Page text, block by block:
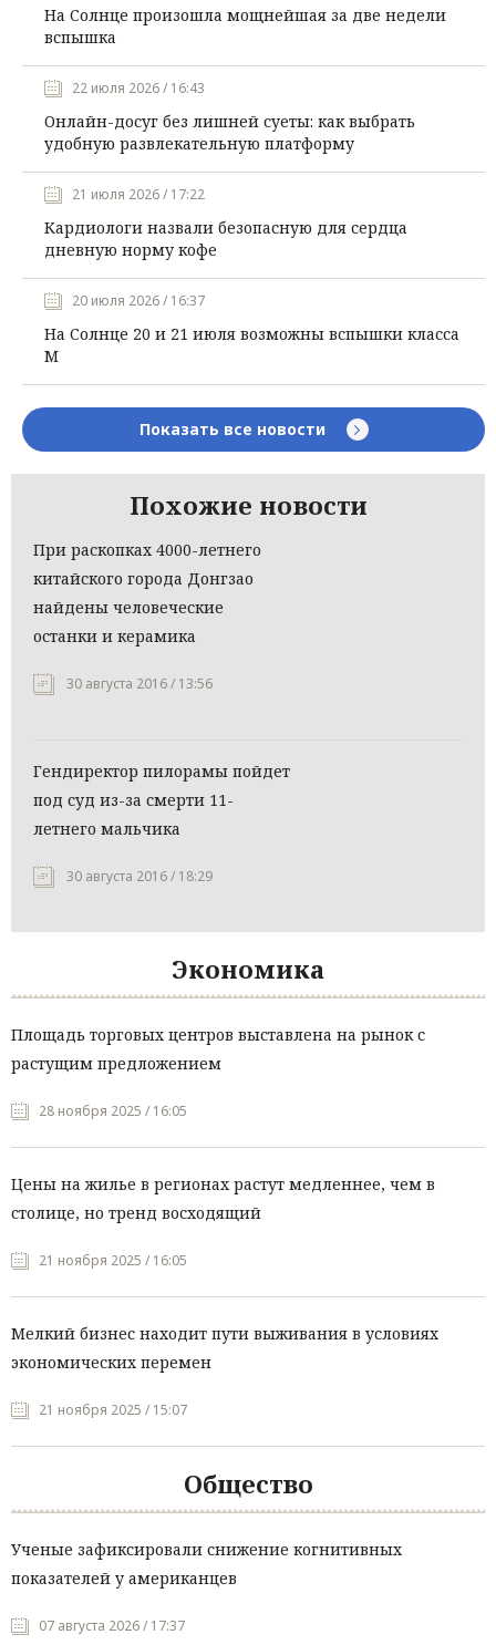
На Солнце произошла мощнейшая за две недели
вспышка
22 июля 2026 / 16:43
Онлайн-досуг без лишней суеты: как выбрать
удобную развлекательную платформу
21 июля 2026 / 17:22
Кардиологи назвали безопасную для сердца
дневную норму кофе
20 июля 2026 / 16:37
На Солнце 20 и 21 июля возможны вспышки класса
М
Показать все новости
Похожие новости
При раскопках 4000-летнего
китайского города Донгзао
найдены человеческие
останки и керамика
30 августа 2016 / 13:56
Гендиректор пилорамы пойдет
под суд из-за смерти 11-
летнего мальчика
30 августа 2016 / 18:29
Экономика
Площадь торговых центров выставлена на рынок с
растущим предложением
28 ноября 2025 / 16:05
Цены на жилье в регионах растут медленнее, чем в
столице, но тренд восходящий
21 ноября 2025 / 16:05
Мелкий бизнес находит пути выживания в условиях
экономических перемен
21 ноября 2025 / 15:07
Общество
Ученые зафиксировали снижение когнитивных
показателей у американцев
07 августа 2026 / 17:37